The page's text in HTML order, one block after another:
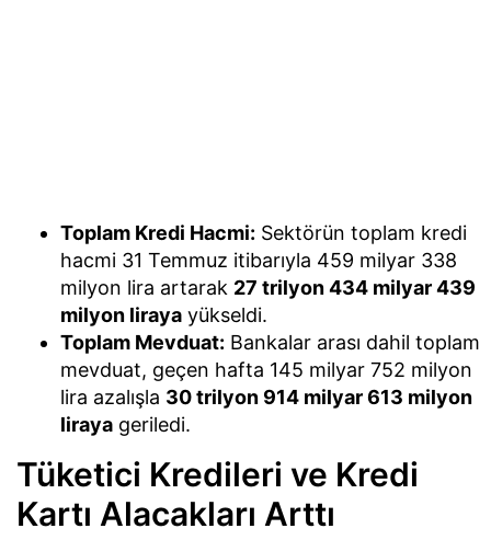
Toplam Kredi Hacmi: Sektörün toplam kredi
hacmi 31 Temmuz itibarıyla 459 milyar 338
milyon lira artarak 27 trilyon 434 milyar 439
milyon liraya yükseldi.
Toplam Mevduat: Bankalar arası dahil toplam
mevduat, geçen hafta 145 milyar 752 milyon
lira azalışla 30 trilyon 914 milyar 613 milyon
liraya geriledi.
Tüketici Kredileri ve Kredi
Kartı Alacakları Arttı